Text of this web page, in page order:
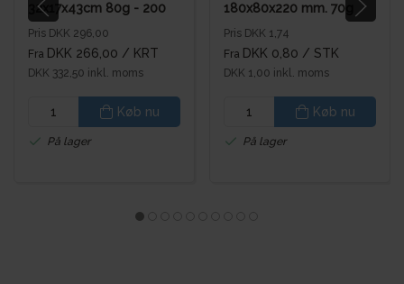
32x17x43cm 80g - 200
stk. pr. kasse
Pris DKK 296,00
Fra DKK 266,00 / KRT
DKK 332,50 inkl. moms
Køb nu
På lager
180x80x220 mm. 70g
Pris DKK 1,74
Fra DKK 0,80 / STK
DKK 1,00 inkl. moms
Køb nu
På lager